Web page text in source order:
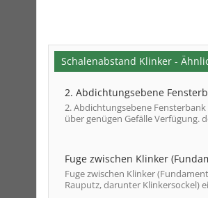
Schalenabstand Klinker -
2. Abdichtungsebene
2. Abdichtungsebene
über genügen Gefälle Verfügung.
Fuge zwischen Klinker
Fuge zwischen Klinker
Rauputz, darunter Klinkersockel)